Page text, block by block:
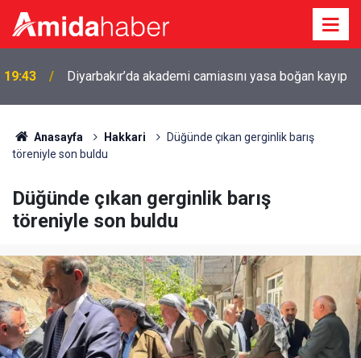
19:43 Diyarbakır’da akademi camiasını yasa boğan kayıp
Anasayfa Hakkari
Düğünde çıkan gerginlik barış
töreniyle son buldu
Düğünde çıkan gerginlik barış
töreniyle son buldu